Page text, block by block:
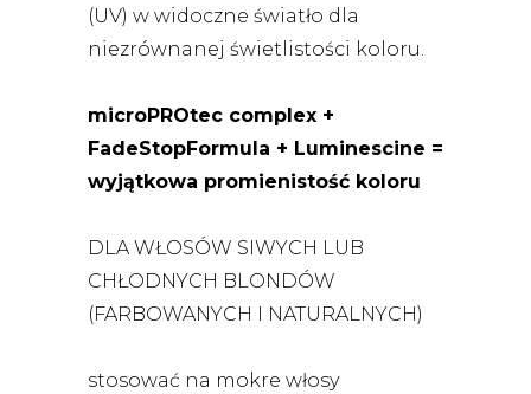
(UV) w widoczne światło dla
niezrównanej świetlistości koloru.
microPROtec complex +
FadeStopFormula + Luminescine =
wyjątkowa promienistość koloru
DLA WŁOSÓW SIWYCH LUB
CHŁODNYCH BLONDÓW
(FARBOWANYCH I NATURALNYCH)
stosować na mokre włosy